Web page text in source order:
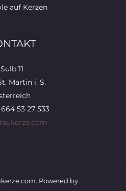
auf Kerzen
Sulb 11
Martin i. S.
53 27 533
Powered by